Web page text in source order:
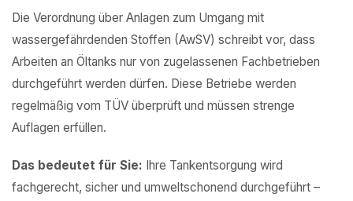
Die Verordnung über Anlagen zum Umgang mit
wassergefährdenden Stoffen (AwSV) schreibt vor, dass
Arbeiten an Öltanks nur von zugelassenen Fachbetrieben
durchgeführt werden dürfen. Diese Betriebe werden
regelmäßig vom TÜV überprüft und müssen strenge
Auflagen erfüllen.
Das bedeutet für Sie: Ihre Tankentsorgung wird
fachgerecht, sicher und umweltschonend durchgeführt –